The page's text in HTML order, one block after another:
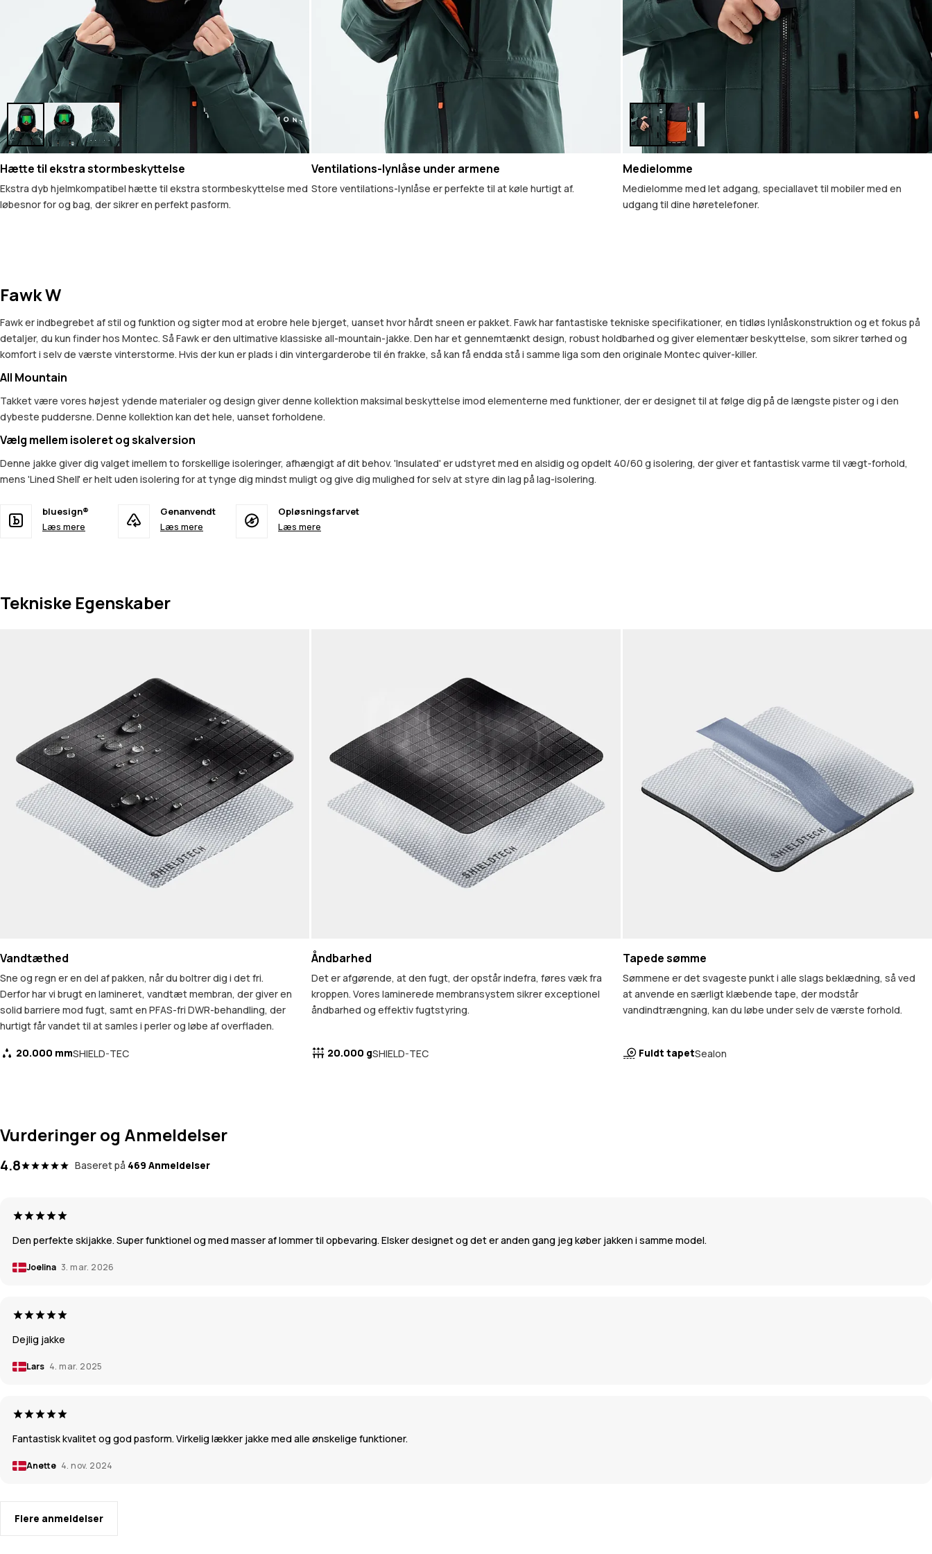
Hætte til ekstra stormbeskyttelse
Ekstra dyb hjelmkompatibel hætte til ekstra stormbeskyttelse med
løbesnor for og bag, der sikrer en perfekt pasform.
Ventilations-lynlåse under armene
Store ventilations-lynlåse er perfekte til at køle hurtigt af.
Medielomme
Medielomme med let adgang, speciallavet til mobiler med en
udgang til dine høretelefoner.
Fawk W
Fawk er indbegrebet af stil og funktion og sigter mod at erobre hele bjerget, uanset hvor hårdt sneen er pakket. Fawk har fantastiske tekniske specifikationer, en tidløs lynlåskonstruktion og et fokus på
detaljer, du kun finder hos Montec. Så Fawk er den ultimative klassiske all-mountain-jakke. Den har et gennemtænkt design, robust holdbarhed og giver elementær beskyttelse, som sikrer tørhed og
komfort i selv de værste vinterstorme. Hvis der kun er plads i din vintergarderobe til én frakke, så kan få endda stå i samme liga som den originale Montec quiver-killer.
All Mountain
Takket være vores højest ydende materialer og design giver denne kollektion maksimal beskyttelse imod elementerne med funktioner, der er designet til at følge dig på de længste pister og i den
dybeste puddersne. Denne kollektion kan det hele, uanset forholdene.
Vælg mellem isoleret og skalversion
Denne jakke giver dig valget imellem to forskellige isoleringer, afhængigt af dit behov. 'Insulated' er udstyret med en alsidig og opdelt 40/60 g isolering, der giver et fantastisk varme til vægt-forhold,
mens 'Lined Shell' er helt uden isolering for at tynge dig mindst muligt og give dig mulighed for selv at styre din lag på lag-isolering.
bluesign®
Læs mere
Genanvendt
Læs mere
Opløsningsfarvet
Læs mere
Tekniske Egenskaber
Vandtæthed
Sne og regn er en del af pakken, når du boltrer dig i det fri.
Derfor har vi brugt en lamineret, vandtæt membran, der giver en
solid barriere mod fugt, samt en PFAS-fri DWR-behandling, der
hurtigt får vandet til at samles i perler og løbe af overfladen.
20.000 mmSHIELD-TEC
Åndbarhed
Det er afgørende, at den fugt, der opstår indefra, føres væk fra
kroppen. Vores laminerede membransystem sikrer exceptionel
åndbarhed og effektiv fugtstyring.
20.000 gSHIELD-TEC
Tapede sømme
Sømmene er det svageste punkt i alle slags beklædning, så ved
at anvende en særligt klæbende tape, der modstår
vandindtrængning, kan du løbe under selv de værste forhold.
Fuldt tapetSealon
Vurderinger og Anmeldelser
4.8 Baseret på 469 Anmeldelser
Den perfekte skijakke. Super funktionel og med masser af lommer til opbevaring. Elsker designet og det er anden gang jeg køber jakken i samme model.
Joelina 3. mar. 2026
Dejlig jakke
Lars 4. mar. 2025
Fantastisk kvalitet og god pasform. Virkelig lækker jakke med alle ønskelige funktioner.
Anette 4. nov. 2024
Flere anmeldelser